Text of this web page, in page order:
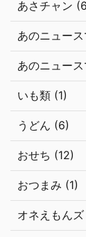
あさチャン
あのニュー
あのニュー
いも類 (1)
うどん (6)
おせち (12)
おつまみ (1)
オネえもんズ